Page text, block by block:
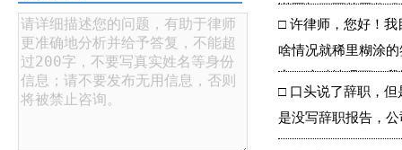
说要扣三百的工作
□ 许律师，您好！
啥情况就稀里糊涂
定。这种情况下，
□ 口头说了辞职，
是没写辞职报告，